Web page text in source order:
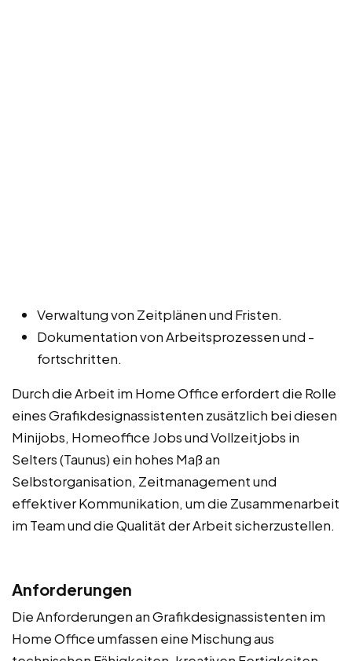
Verwaltung von Zeitplänen und Fristen.
Dokumentation von Arbeitsprozessen und -
fortschritten.
Durch die Arbeit im Home Office erfordert die Rolle
eines Grafikdesignassistenten zusätzlich bei diesen
Minijobs, Homeoffice Jobs und Vollzeitjobs in
Selters (Taunus) ein hohes Maß an
Selbstorganisation, Zeitmanagement und
effektiver Kommunikation, um die Zusammenarbeit
im Team und die Qualität der Arbeit sicherzustellen.
Anforderungen
Die Anforderungen an Grafikdesignassistenten im
Home Office umfassen eine Mischung aus